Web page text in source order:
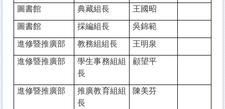
圖書館
典藏組長
王國昭
圖書館
採編組長
吳錦範
進修暨推廣部
教務組組長
王明泉
進修暨推廣部
學生事務組組
長
顧望平
進修暨推廣部
推廣教育組組
長
陳美芬